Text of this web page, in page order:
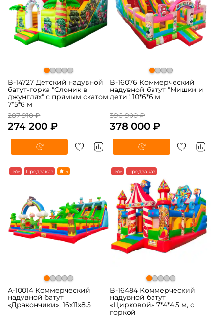
B-14727 Детский надувной
батут-горка "Слоник в
джунглях" с прямым скатом
7*5*6 м
287 910 ₽
274 200 ₽
B-16076 Коммерческий
надувной батут "Мишки и
дети", 10*6*6 м
396 900 ₽
378 000 ₽
-5% Предзаказ 5
A-10014 Коммерческий
надувной батут
«Дракончики», 16x11x8.5
-5% Предзаказ
B-16484 Коммерческий
надувной батут
«Цирковой» 7*4*4,5 м, с
горкой